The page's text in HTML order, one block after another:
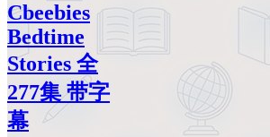
Cbeebies
Bedtime
Stories 全
277集 带字
幕